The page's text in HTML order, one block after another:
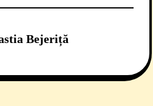
Bejeriță